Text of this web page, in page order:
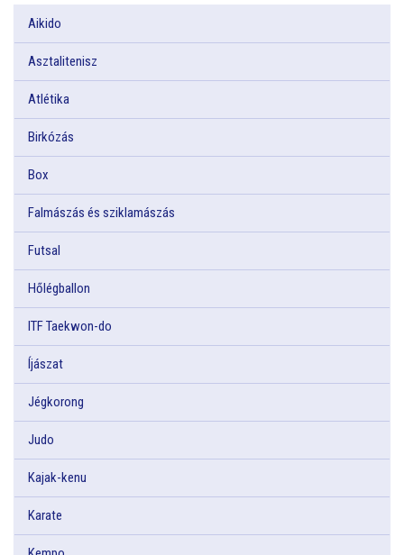
Aikido
Asztalitenisz
Atlétika
Birkózás
Box
Falmászás és sziklamászás
Futsal
Hőlégballon
ITF Taekwon-do
Íjászat
Jégkorong
Judo
Kajak-kenu
Karate